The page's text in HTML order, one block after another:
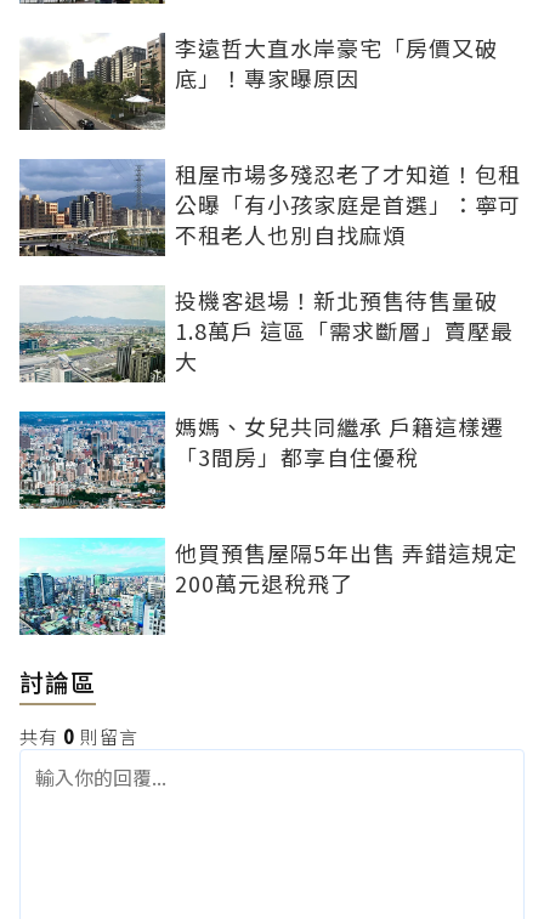
李遠哲大直水岸豪宅「房價又破
底」！專家曝原因
租屋市場多殘忍老了才知道！包租
公曝「有小孩家庭是首選」：寧可
不租老人也別自找麻煩
投機客退場！新北預售待售量破
1.8萬戶 這區「需求斷層」賣壓最
大
媽媽、女兒共同繼承 戶籍這樣遷
「3間房」都享自住優稅
他買預售屋隔5年出售 弄錯這規定
200萬元退稅飛了
討論區
共有 0 則留言